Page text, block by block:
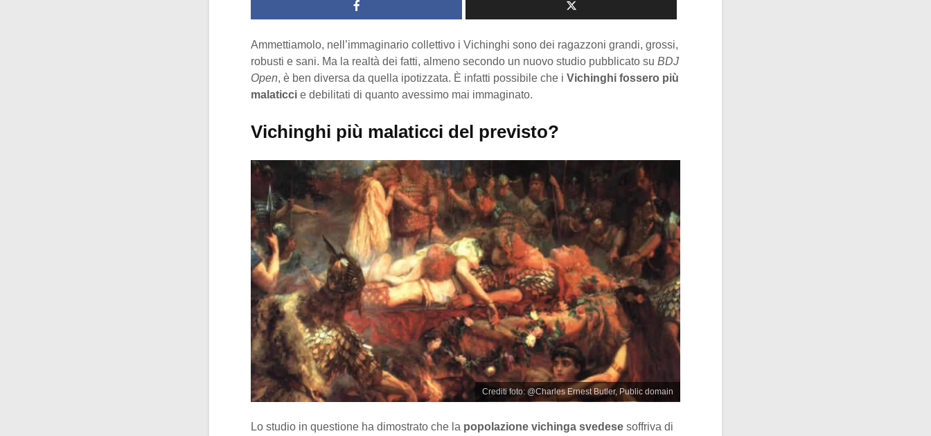
Ammettiamolo, nell’immaginario collettivo i Vichinghi sono dei ragazzoni grandi, grossi,
robusti e sani. Ma la realtà dei fatti, almeno secondo un nuovo studio pubblicato su BDJ
Open, è ben diversa da quella ipotizzata. È infatti possibile che i Vichinghi fossero più
malaticci e debilitati di quanto avessimo mai immaginato.
Vichinghi più malaticci del previsto?
Crediti foto: @Charles Ernest Butler, Public domain
Lo studio in questione ha dimostrato che la popolazione vichinga svedese soffriva di